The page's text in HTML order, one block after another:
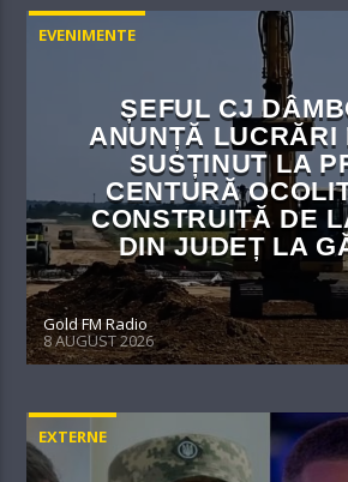
EVENIMENTE
ȘEFUL CJ
ANUNȚĂ LUCRĂRI
SUSȚINUT LA
CENTURĂ
CONSTRUITĂ DE
DIN JUDEȚ LA
Gold FM Radio
8 AUGUST 2026
EXTERNE